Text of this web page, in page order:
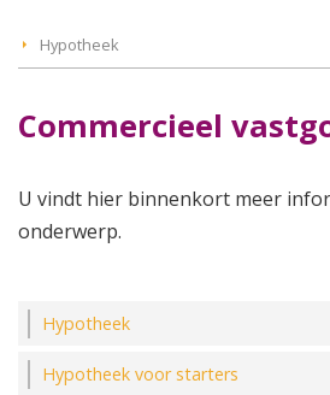
Hypotheek
Commercieel
U vindt hier binnenkort meer
onderwerp.
Hypotheek
Hypotheek voor starters